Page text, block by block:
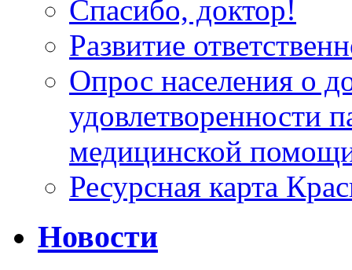
Спасибо, доктор!
Развитие
Опрос населения о
удовлетворенности
медицинской
Ресурсная карта
Новости